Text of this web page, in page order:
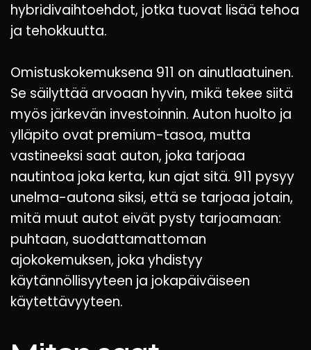
hybridivaihtoehdot, jotka tuovat lisää tehoa
ja tehokkuutta.
Omistuskokemuksena 911 on ainutlaatuinen.
Se säilyttää arvoaan hyvin, mikä tekee siitä
myös järkevän investoinnin. Auton huolto ja
ylläpito ovat premium-tasoa, mutta
vastineeksi saat auton, joka tarjoaa
nautintoa joka kerta, kun ajat sitä. 911 pysyy
unelma-autona siksi, että se tarjoaa jotain,
mitä muut autot eivät pysty tarjoamaan:
puhtaan, suodattamattoman
ajokokemuksen, joka yhdistyy
käytännöllisyyteen ja jokapäiväiseen
käytettävyyteen.